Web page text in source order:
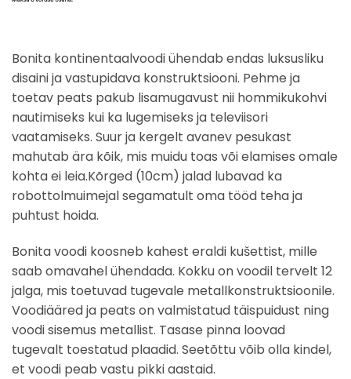
Bonita kontinentaalvoodi ühendab endas luksusliku
disaini ja vastupidava konstruktsiooni. Pehme ja
toetav peats pakub lisamugavust nii hommikukohvi
nautimiseks kui ka lugemiseks ja televiisori
vaatamiseks. Suur ja kergelt avanev pesukast
mahutab ära kõik, mis muidu toas või elamises omale
kohta ei leia.Kõrged (10cm) jalad lubavad ka
robottolmuimejal segamatult oma tööd teha ja
puhtust hoida.
Bonita voodi koosneb kahest eraldi kušettist, mille
saab omavahel ühendada. Kokku on voodil tervelt 12
jalga, mis toetuvad tugevale metallkonstruktsioonile.
Voodiääred ja peats on valmistatud täispuidust ning
voodi sisemus metallist. Tasase pinna loovad
tugevalt toestatud plaadid. Seetõttu võib olla kindel,
et voodi peab vastu pikki aastaid.